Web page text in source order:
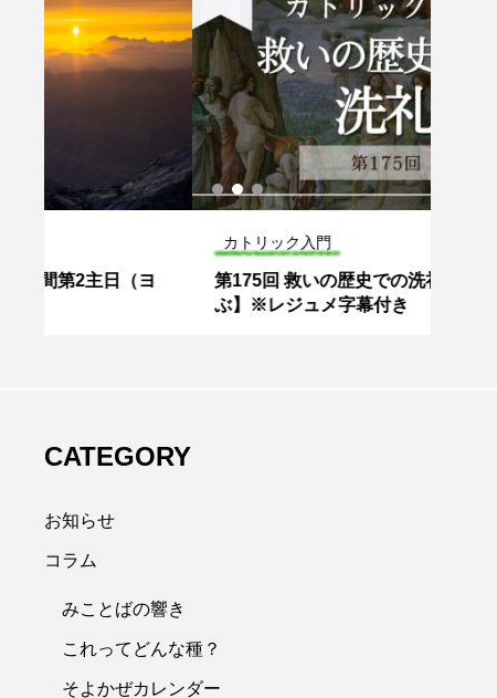
第175回 救いの歴史での洗礼【動画で学
ぶ】※レジュメ字幕付き
CATEGORY
お知らせ
コラム
みことばの響き
これってどんな種？
そよかぜカレンダー